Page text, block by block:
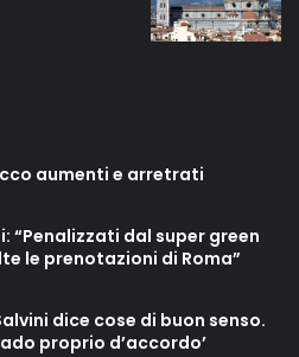
aumenti e arretrati
“Penalizzati dal super green
le prenotazioni di Roma”
dice cose di buon senso.
proprio d’accordo’